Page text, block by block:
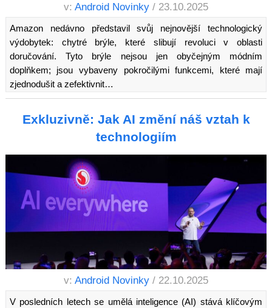
v: Android Novinky / 23.10.2025
Amazon nedávno představil svůj nejnovější technologický
výdobytek: chytré brýle, které slibují revoluci v oblasti
doručování. Tyto brýle nejsou jen obyčejným módním
doplňkem; jsou vybaveny pokročilými funkcemi, které mají
zjednodušit a zefektivnit…
Exkluzivně: Jak AI změní náš vztah k
technologiím
v: Android Novinky / 22.10.2025
V posledních letech se umělá inteligence (AI) stává klíčovým